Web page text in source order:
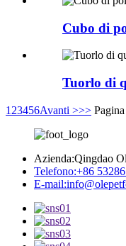
Cubo di
Tuorlo di
1 23456Avanti >>>
Azienda:Qingdao
Telefono:+86
E-mail: